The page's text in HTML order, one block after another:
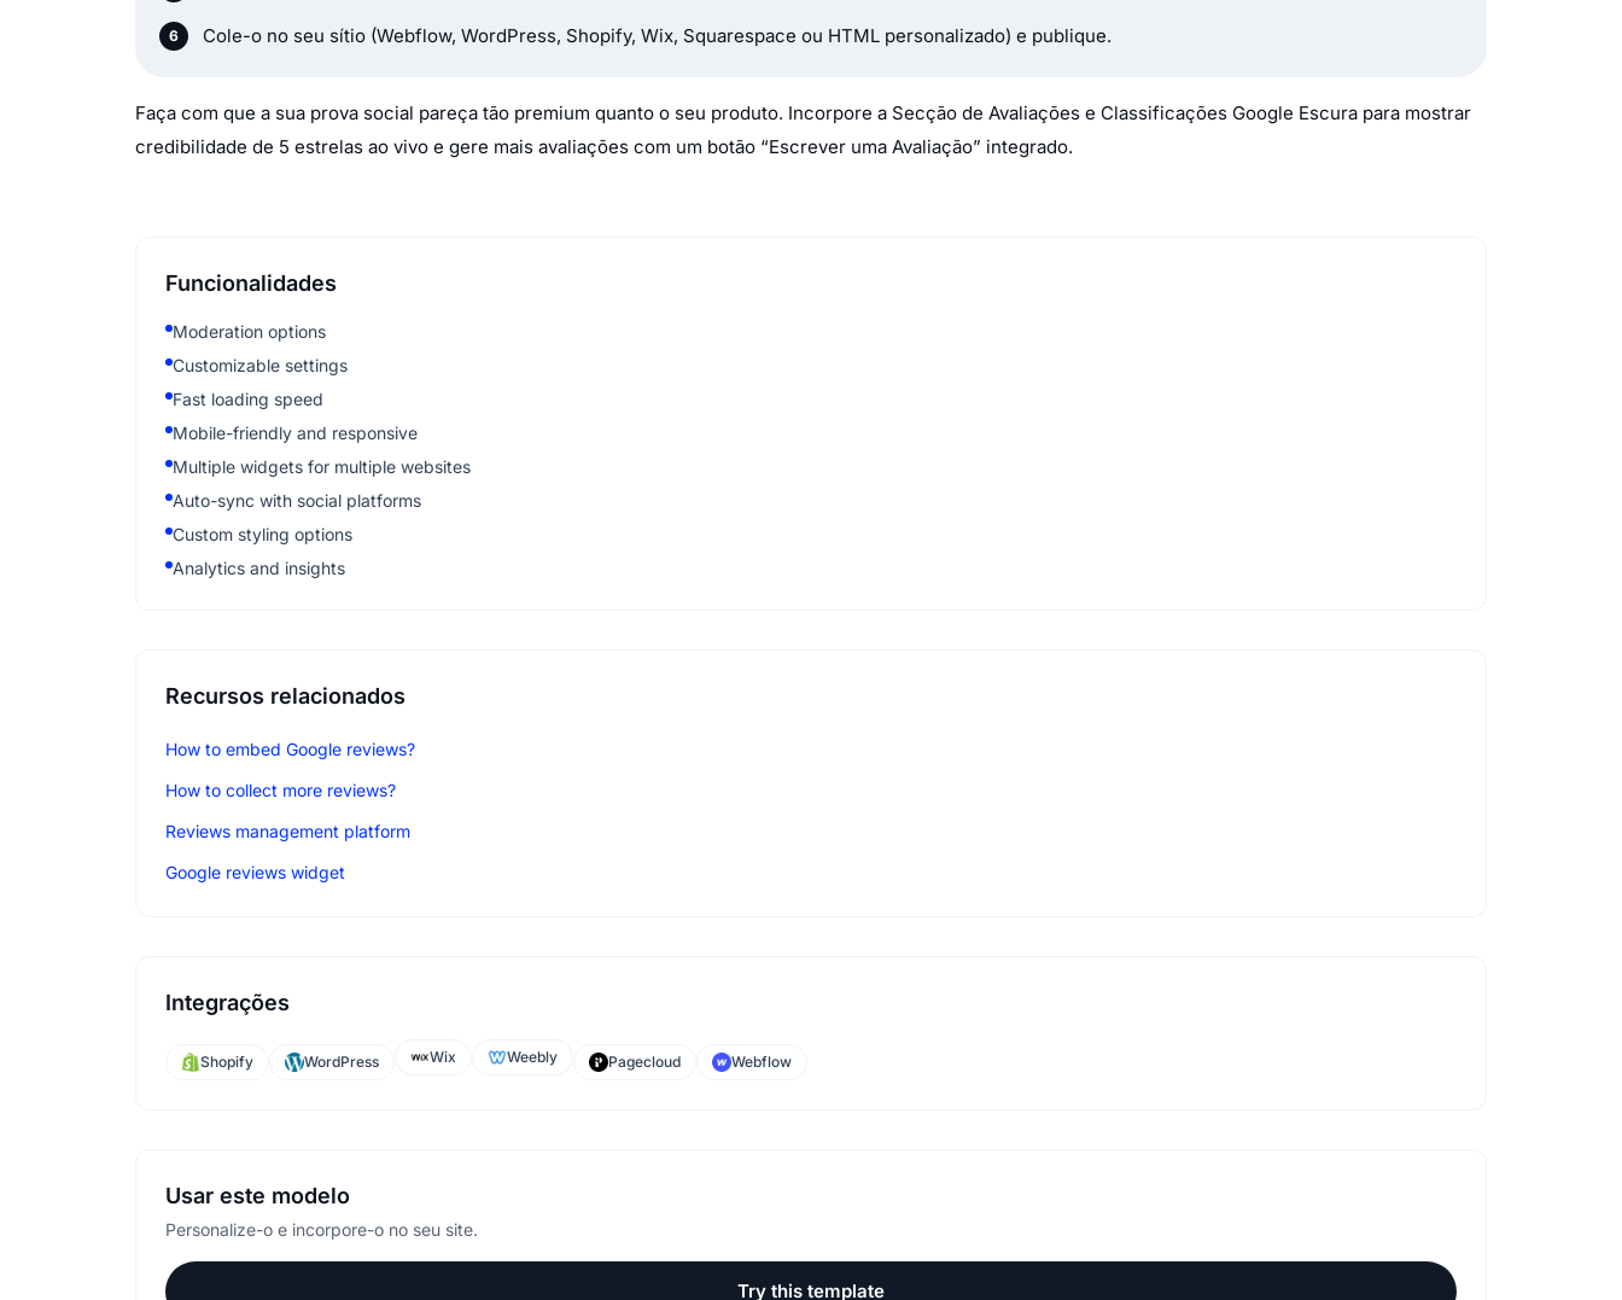
Cole-o no seu sítio (Webflow, WordPress, Shopify, Wix, Squarespace ou HTML personalizado) e publique.
Faça com que a sua prova social pareça tão premium quanto o seu produto. Incorpore a Secção de Avaliações e Classificações Google Escura para mostrar
credibilidade de 5 estrelas ao vivo e gere mais avaliações com um botão “Escrever uma Avaliação” integrado.
Funcionalidades
Moderation options
Customizable settings
Fast loading speed
Mobile-friendly and responsive
Multiple widgets for multiple websites
Auto-sync with social platforms
Custom styling options
Analytics and insights
Recursos relacionados
How to embed Google reviews?
How to collect more reviews?
Reviews management platform
Google reviews widget
Integrações
Shopify WordPress Wix Weebly Pagecloud Webflow
Usar este modelo
Personalize-o e incorpore-o no seu site.
Try this template